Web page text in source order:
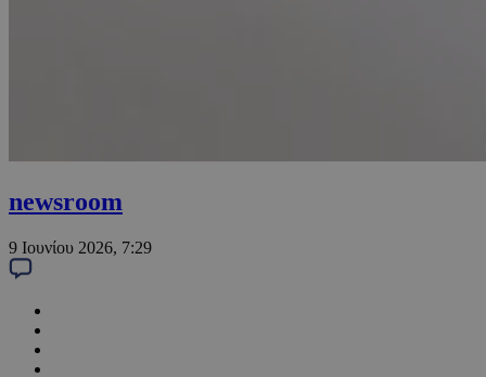
newsroom
9 Ιουνίου 2026, 7:29